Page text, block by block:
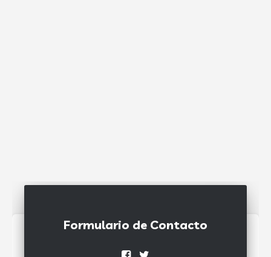
Formulario de Contacto